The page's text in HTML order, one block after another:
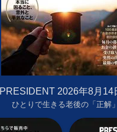
PRESIDENT 2026年8月14
ひとりで生きる老後の「正解」